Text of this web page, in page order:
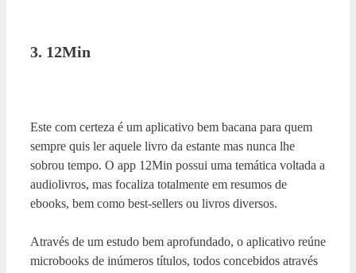
3. 12Min
Este com certeza é um aplicativo bem bacana para quem
sempre quis ler aquele livro da estante mas nunca lhe
sobrou tempo. O app 12Min possui uma temática voltada a
audiolivros, mas focaliza totalmente em resumos de
ebooks, bem como best-sellers ou livros diversos.
Através de um estudo bem aprofundado, o aplicativo reúne
microbooks de inúmeros títulos, todos concebidos através